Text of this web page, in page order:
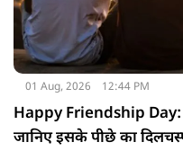
01 Aug, 2026 12:44 PM
Happy Friendship
जानिए इसके पीछे का